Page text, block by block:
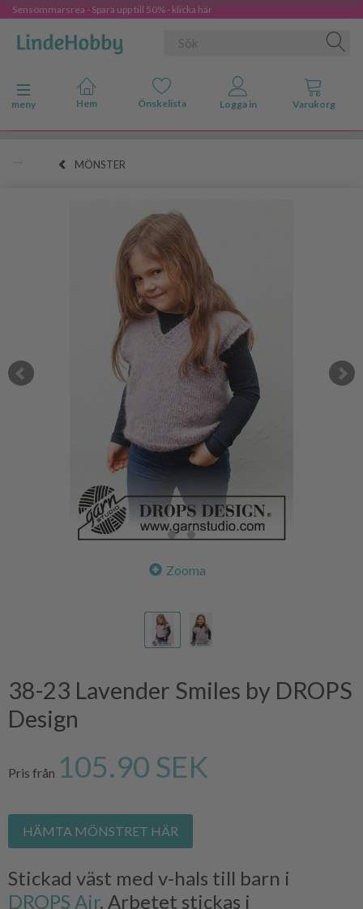
Sensommarsrea - Spara upp till 50% - klicka här
Ändra navigering
meny
MÖNSTER
Zooma
38-23 Lavender Smiles by DROPS
Design
Pris från 105.90 SEK
HÄMTA MÖNSTRET HÄR
Stickad väst med v-hals till barn i
DROPS Air. Arbetet stickas i